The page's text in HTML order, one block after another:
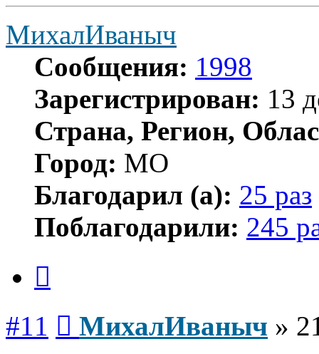
МихалИваныч
Сообщения: 1998
Зарегистрирован: 13
Страна, Регион,
Город: МО
Благодарил (а): 25 раз
Поблагодарили: 245
#11 МихалИваныч »